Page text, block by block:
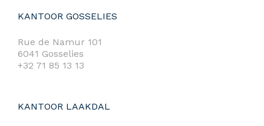
KANTOOR GOSSELIES
Rue de Namur 101
6041 Gosselies
+32 71 85 13 13
KANTOOR LAAKDAL